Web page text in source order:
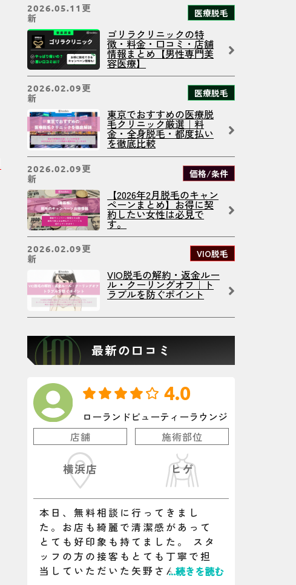
2026.05.11 更
新
医療脱毛
ゴリラクリニックの特
徴・料金・口コミ・店舗
情報まとめ【男性専門美
容医療】
2026.02.09更
新
医療脱毛
東京でおすすめの医療脱
毛クリニック厳選｜料
金・全身脱毛・都度払い
を徹底比較
2026.02.09更
新
価格/条件
【2026年2月脱毛のキャン
ペーンまとめ】お得に契
約したい女性は必見で
す。
2026.02.09更
新
VIO脱毛
VIO脱毛の解約・返金ルー
ル・クーリングオフ｜ト
ラブルを防ぐポイント
最新の口コミ
4.0
ローランドビューティーラウンジ
店舗
横浜店
施術部位
ヒゲ
...続きを読む
本日、無料相談に行ってきまし
た。お店も綺麗で清潔感があって
とても好印象も持てました。 スタ
ッフの方の接客もとても丁寧で担
当していただいた矢野さんもとて